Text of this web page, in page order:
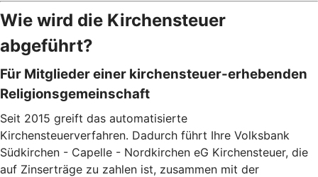
Wie wird die Kirchensteuer
abgeführt?
Für Mitglieder einer kirchensteuer-erhebenden
Religionsgemeinschaft
Seit 2015 greift das automatisierte
Kirchensteuerverfahren. Dadurch führt Ihre Volksbank
Südkirchen - Capelle - Nordkirchen eG Kirchensteuer, die
auf Zinserträge zu zahlen ist, zusammen mit der